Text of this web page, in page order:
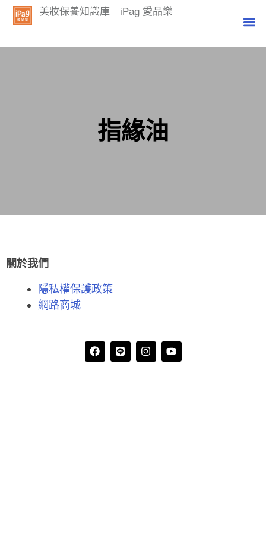
美妝保養知識庫｜iPag 愛品樂
指緣油
關於我們
隱私權保護政策
網路商城